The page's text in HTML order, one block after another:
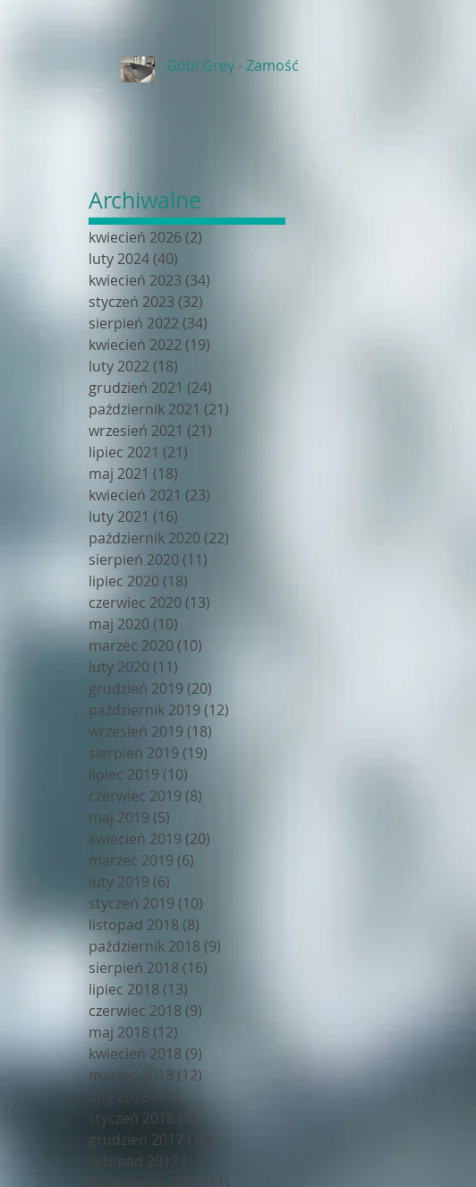
Gobi Grey - Zamość
Archiwalne
kwiecień 2026 (2)
luty 2024(40)
kwiecień 2023 (34)
styczeń 2023 (32)
sierpień 2022 (34)
kwiecień 2022 (19)
luty 2022 (18)
grudzień 2021 (24)
październik 2021 (21)
wrzesień 2021 (21)
lipiec 2021 (21)
maj 2021 (18)
kwiecień 2021 (23)
luty 2021 (16)
październik 2020 (22)
sierpień 2020 (11)
lipiec 2020 (18)
czerwiec 2020 (13)
maj 2020 (10)
marzec 2020 (10)
luty 2020 (11)
grudzień 2019 (20)
październik 2019 (12)
wrzesień 2019 (18)
sierpień 2019 (19)
lipiec 2019 (10)
czerwiec 2019 (8)
maj 2019 (5)
kwiecień 2019 (20)
marzec 2019 (6)
luty 2019 (6)
styczeń 2019 (10)
listopad 2018 (8)
październik 2018 (9)
sierpień 2018 (16)
lipiec 2018 (13)
czerwiec 2018 (9)
maj 2018 (12)
kwiecień 2018 (9)
marzec 2018 (12)
luty 2018
styczeń 2018
grudzień 2017 (10)
listopad 2017 (11)
październik 2017
(11)